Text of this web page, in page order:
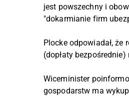
jest powszechny i
"dokarmianie firm
Plocke odpowiadał,
(dopłaty
Wiceminister
gospodarstw ma